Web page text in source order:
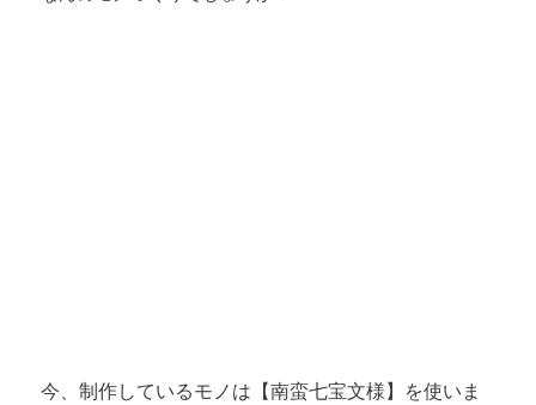
今、制作しているモノは【南蛮七宝文様】を使いま